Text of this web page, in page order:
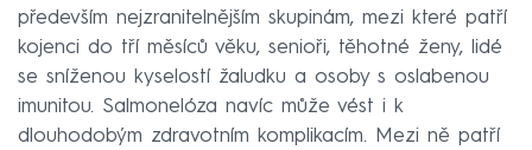
především nejzranitelnějším skupinám, mezi které patří
kojenci do tří měsíců věku, senioři, těhotné ženy, lidé
se sníženou kyselostí žaludku a osoby s oslabenou
imunitou. Salmonelóza navíc může vést i k
dlouhodobým zdravotním komplikacím. Mezi ně patří